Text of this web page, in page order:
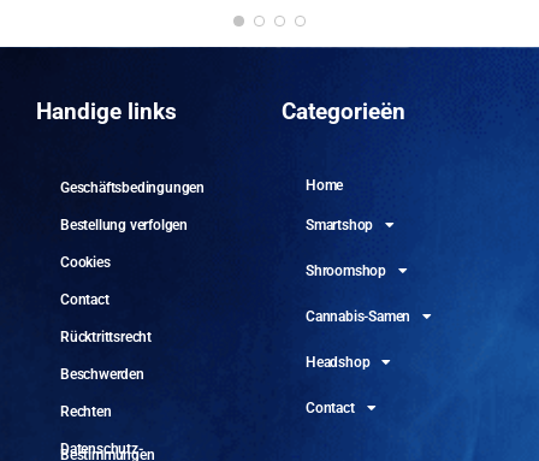
Handige links
Geschäftsbedingungen
Bestellung verfolgen
Cookies
Contact
Rücktrittsrecht
Beschwerden
Rechten
Datenschutz-
Bestimmungen
Categorieën
Home
Smartshop
Shroomshop
Cannabis-Samen
Headshop
Contact